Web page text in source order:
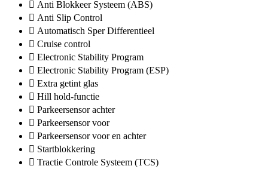
Anti Blokkeer Systeem (ABS)
Anti Slip Control
Automatisch Sper Differentieel
Cruise control
Electronic Stability Program
Electronic Stability Program (ESP)
Extra getint glas
Hill hold-functie
Parkeersensor achter
Parkeersensor voor
Parkeersensor voor en achter
Startblokkering
Tractie Controle Systeem (TCS)